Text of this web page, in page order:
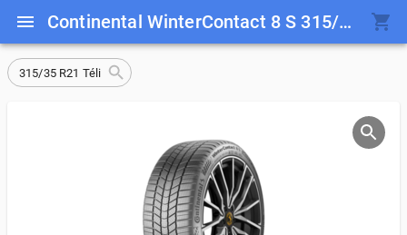
Continental WinterContact 8 S 315/35 R21 111 V EVC XL
315/35 R21 Téli